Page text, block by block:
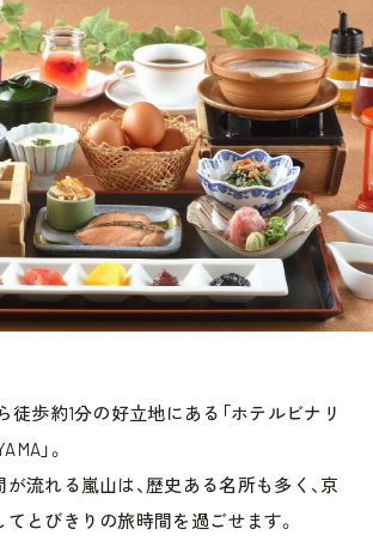
徒歩約1分の好立地にある「ホテルビナリ
」。
流れる嵐山は、歴史ある名所も多く、京
とびきりの旅時間を過ごせます。